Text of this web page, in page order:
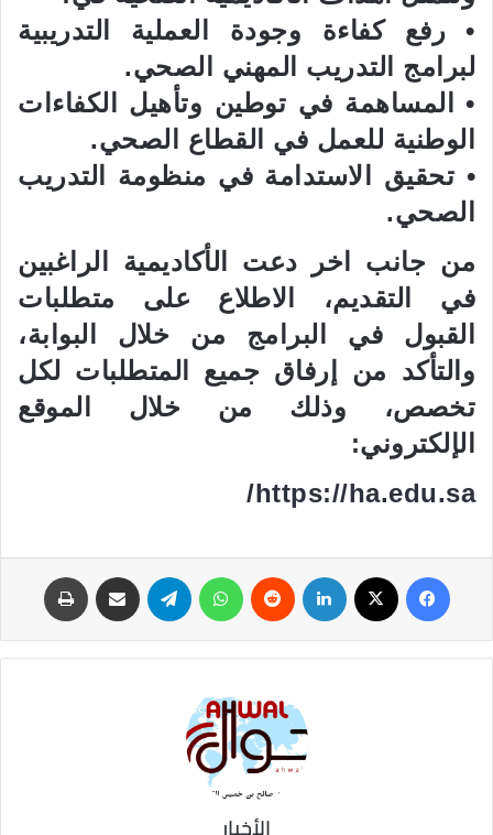
• رفع كفاءة وجودة العملية التدريبية
لبرامج التدريب المهني الصحي.
• المساهمة في توطين وتأهيل الكفاءات
الوطنية للعمل في القطاع الصحي.
• تحقيق الاستدامة في منظومة التدريب
الصحي.
من جانب اخر دعت الأكاديمية الراغبين
في التقديم، الاطلاع على متطلبات
القبول في البرامج من خلال البوابة،
والتأكد من إرفاق جميع المتطلبات لكل
تخصص، وذلك من خلال الموقع
الإلكتروني:
https://ha.edu.sa
/